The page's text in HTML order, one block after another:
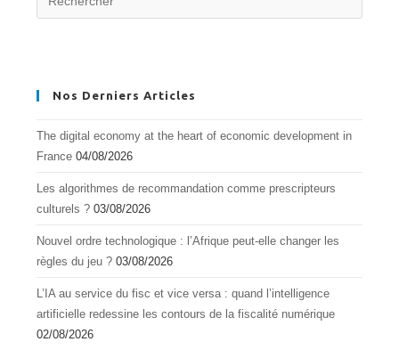
Nos Derniers Articles
The digital economy at the heart of economic development in
France 04/08/2026
Les algorithmes de recommandation comme prescripteurs
culturels ? 03/08/2026
Nouvel ordre technologique : l’Afrique peut-elle changer les
règles du jeu ? 03/08/2026
L’IA au service du fisc et vice versa : quand l’intelligence
artificielle redessine les contours de la fiscalité numérique
02/08/2026